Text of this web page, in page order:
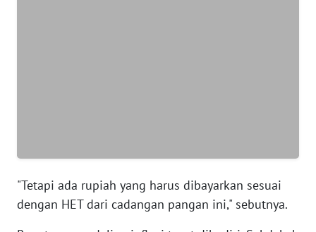
"Tetapi ada rupiah yang harus dibayarkan sesuai
dengan HET dari cadangan pangan ini," sebutnya.
WN
KEPRI